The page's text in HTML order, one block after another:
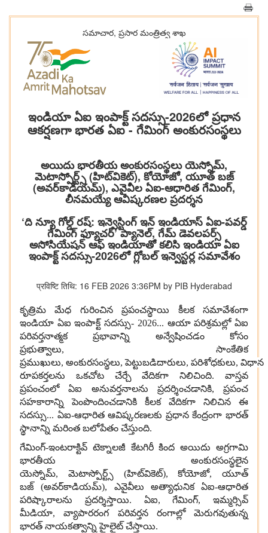
సమాచార, ప్రసార మంత్రిత్వ శాఖ
ఇండియా ఏఐ ఇంపాక్ట్ సదస్సు-2026లో ప్రధాన
ఆకర్షణగా భారత ఏఐ - గేమింగ్ అంకురసంస్థలు
అయిదు భారతీయ అంకురసంస్థలు యెస్నోమ్,
మెటాస్పోర్ట్స్ (హిట్‌వికెట్), కోయోజో, యూత్ బజ్
(అవర్‌కాడియమ్), ఎవైవీల ఏఐ-ఆధారిత గేమింగ్,
లీనమయ్యే ఆవిష్కరణల ప్రదర్శన
‘ది న్యూ గోల్డ్ రష్: ఇన్వెస్టింగ్ ఇన్ ఇండియాస్ ఏఐ-పవర్డ్
గేమింగ్ ఫ్యూచర్’ ప్యానెల్, గేమ్ డెవలపర్స్
అసోసియేషన్ ఆఫ్ ఇండియాతో కలిసి ఇండియా ఏఐ
ఇంపాక్ట్ సదస్సు-2026లో గ్లోబల్ ఇన్వెస్టర్ల సమావేశం
प्रविष्टि तिथि: 16 FEB 2026 3:36PM by PIB Hyderabad
కృత్రిమ మేధ గురించిన ప్రపంచస్థాయి కీలక సమావేశంగా
ఇండియా ఏఐ ఇంపాక్ట్ సదస్సు- 2026... ఆయా పరిశ్రమల్లో ఏఐ
పరివర్తనాత్మక ప్రభావాన్ని అన్వేషించడం కోసం
ప్రభుత్వాలు, సాంకేతిక
ప్రముఖులు, అంకురసంస్థలు,పెట్టుబడిదారులు, పరిశోధకులు, విధాన
రూపకర్తలను ఒకచోట చేర్చే వేదికగా నిలిచింది.వాస్తవ
ప్రపంచంలో ఏఐ అనువర్తనాలను ప్రదర్శించడానికి, ప్రపంచ
సహకారాన్ని పెంపొందించడానికి కీలక వేదికగా నిలిచిన ఈ
సదస్సు... ఏఐ-ఆధారిత ఆవిష్కరణలకు ప్రధాన కేంద్రంగా భారత్
స్థానాన్ని మరింత బలోపేతం చేస్తుంది.
గేమింగ్-ఇంటరాక్టివ్ టెక్నాలజీ కేటగిరీ కింద అయిదు అగ్రగామి
భారతీయ అంకురసంస్థలైన
యెస్నోమ్, మెటాస్పోర్ట్స్ (హిట్‌వికెట్),కోయోజో, యూత్
బజ్(అవర్‌కాడియమ్), ఎవైవీలు అత్యాధునిక ఏఐ-ఆధారిత
పరిష్కారాలను ప్రదర్శిస్తాయి. ఏఐ,గేమింగ్, ఇమ్మర్సివ్
మీడియా,వ్యాపారరంగ పరివర్తన రంగాల్లో మెరుగవుతున్న
భారత్ నాయకత్వాన్ని హైలైట్ చేస్తాయి.